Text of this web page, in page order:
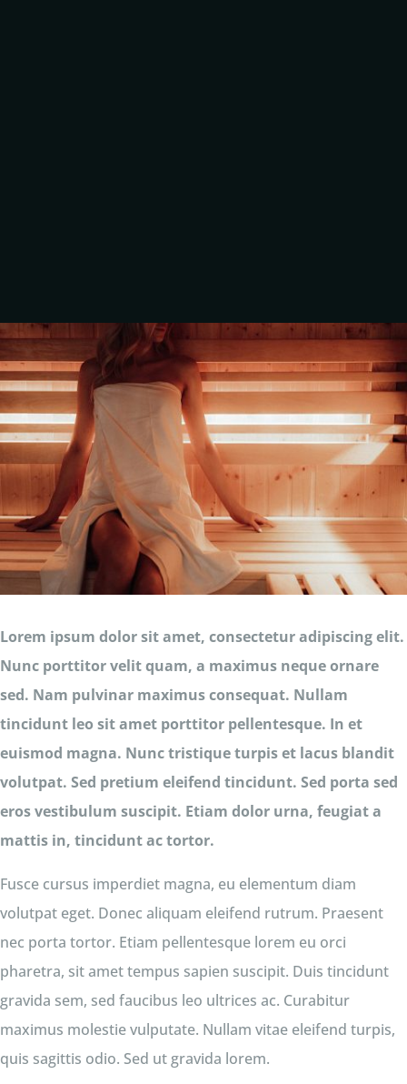
Lorem ipsum dolor sit amet, consectetur adipiscing elit.
Nunc porttitor velit quam, a maximus neque ornare
sed. Nam pulvinar maximus consequat. Nullam
tincidunt leo sit amet porttitor pellentesque. In et
euismod magna. Nunc tristique turpis et lacus blandit
volutpat. Sed pretium eleifend tincidunt. Sed porta sed
eros vestibulum suscipit. Etiam dolor urna, feugiat a
mattis in, tincidunt ac tortor.
Fusce cursus imperdiet magna, eu elementum diam
volutpat eget. Donec aliquam eleifend rutrum. Praesent
nec porta tortor. Etiam pellentesque lorem eu orci
pharetra, sit amet tempus sapien suscipit. Duis tincidunt
gravida sem, sed faucibus leo ultrices ac. Curabitur
maximus molestie vulputate. Nullam vitae eleifend turpis,
quis sagittis odio. Sed ut gravida lorem.